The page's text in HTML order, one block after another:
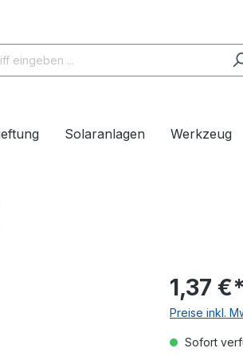
Solaranlagen Werkzeug
1,37 €*
Preise inkl.
Sofort